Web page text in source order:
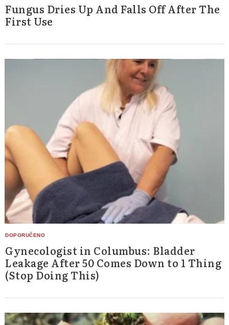
Fungus Dries Up And Falls Off After The
First Use
Gynecologist in Columbus: Bladder
Leakage After 50 Comes Down to 1 Thing
(Stop Doing This)